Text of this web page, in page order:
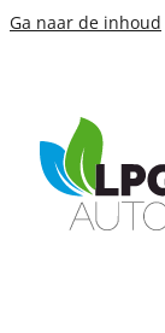
Ga naar de inhoud